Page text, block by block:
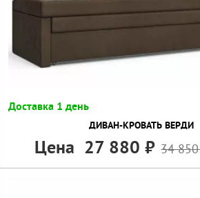
Доставка 1 день
ДИВАН-КРОВАТЬ ВЕРДИ
Цена 27 880 34 850